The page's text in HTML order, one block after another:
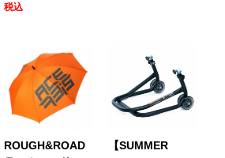
税込
ROUGH&ROAD
【SUMMER